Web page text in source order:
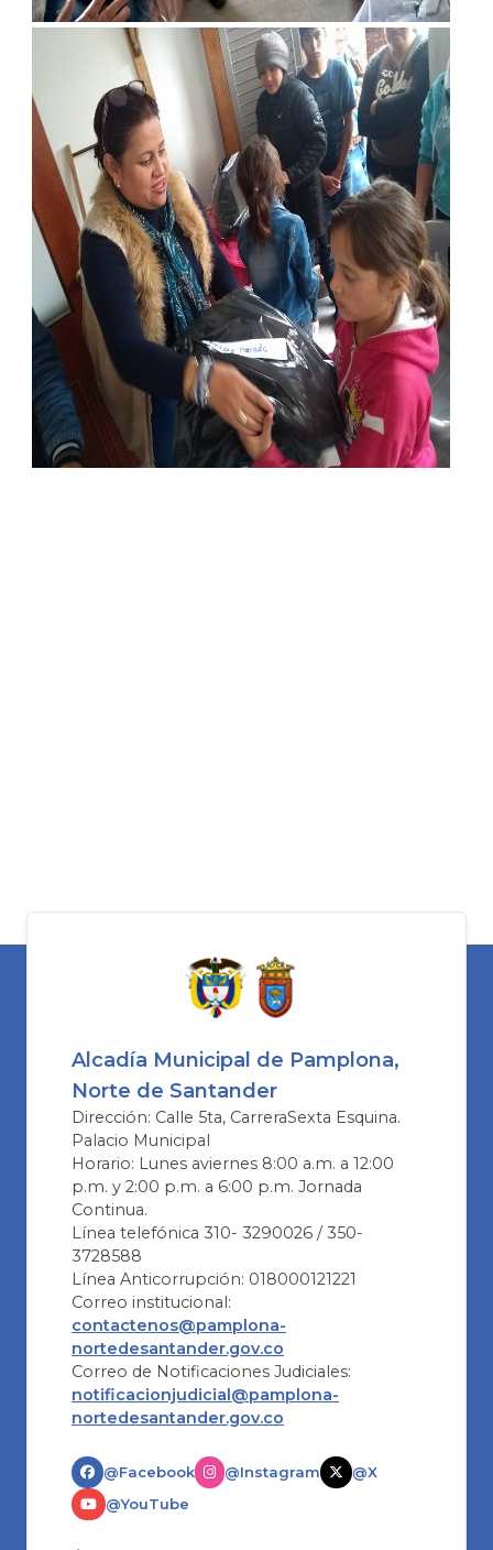
Alcadía Municipal de Pamplona,
Norte de Santander
Dirección: Calle 5ta, CarreraSexta Esquina.
Palacio Municipal
Horario: Lunes aviernes 8:00 a.m. a 12:00
p.m. y 2:00 p.m. a 6:00 p.m. Jornada
Continua.
Línea telefónica 310- 3290026 / 350-
3728588
Línea Anticorrupción: 018000121221
Correo institucional:
contactenos@pamplona-
nortedesantander.gov.co
Correo de Notificaciones Judiciales:
notificacionjudicial@pamplona-
nortedesantander.gov.co
@Facebook @Instagram
@X
@YouTube